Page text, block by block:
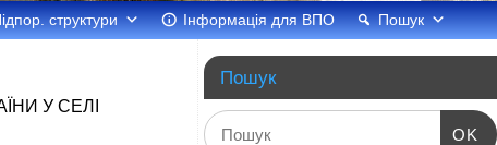
структури Інформація для ВПО Пошук
У СЕЛІ
Пошук
OK